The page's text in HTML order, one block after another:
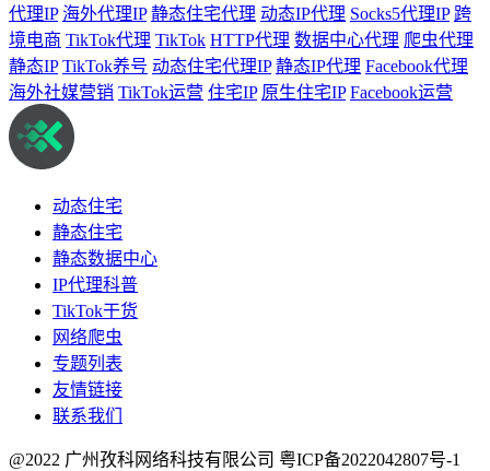
代理IP 海外代理IP 静态住宅代理 动态IP代理 Socks5代理IP 跨
境电商 TikTok代理 TikTok HTTP代理 数据中心代理 爬虫代理
静态IP TikTok养号 动态住宅代理IP 静态IP代理 Facebook代理
海外社媒营销 TikTok运营 住宅IP 原生住宅IP Facebook运营
动态住宅
静态住宅
静态数据中心
IP代理科普
TikTok干货
网络爬虫
专题列表
友情链接
联系我们
@2022 广州孜科网络科技有限公司 粤ICP备2022042807号-1